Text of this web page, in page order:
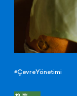
#ÇevreYönetimi